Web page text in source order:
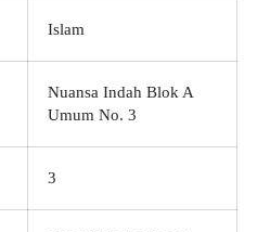
Islam
Nuansa Indah Blok A
Umum No. 3
3